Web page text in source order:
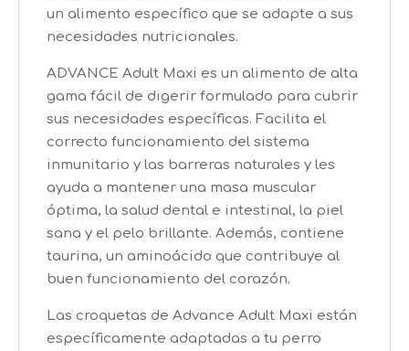
un alimento específico que se adapte a sus
necesidades nutricionales.
ADVANCE Adult Maxi es un alimento de alta
gama fácil de digerir formulado para cubrir
sus necesidades específicas. Facilita el
correcto funcionamiento del sistema
inmunitario y las barreras naturales y les
ayuda a mantener una masa muscular
óptima, la salud dental e intestinal, la piel
sana y el pelo brillante. Además, contiene
taurina, un aminoácido que contribuye al
buen funcionamiento del corazón.
Las croquetas de Advance Adult Maxi están
específicamente adaptadas a tu perro